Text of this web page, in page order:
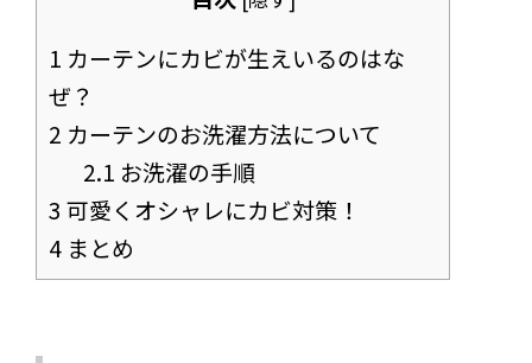
1 カーテンにカビが生えいるのはな
ぜ？
2 カーテンのお洗濯方法について
2.1 お洗濯の手順
3 可愛くオシャレにカビ対策！
4 まとめ